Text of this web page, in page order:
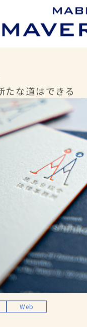
たな道はできる
Web